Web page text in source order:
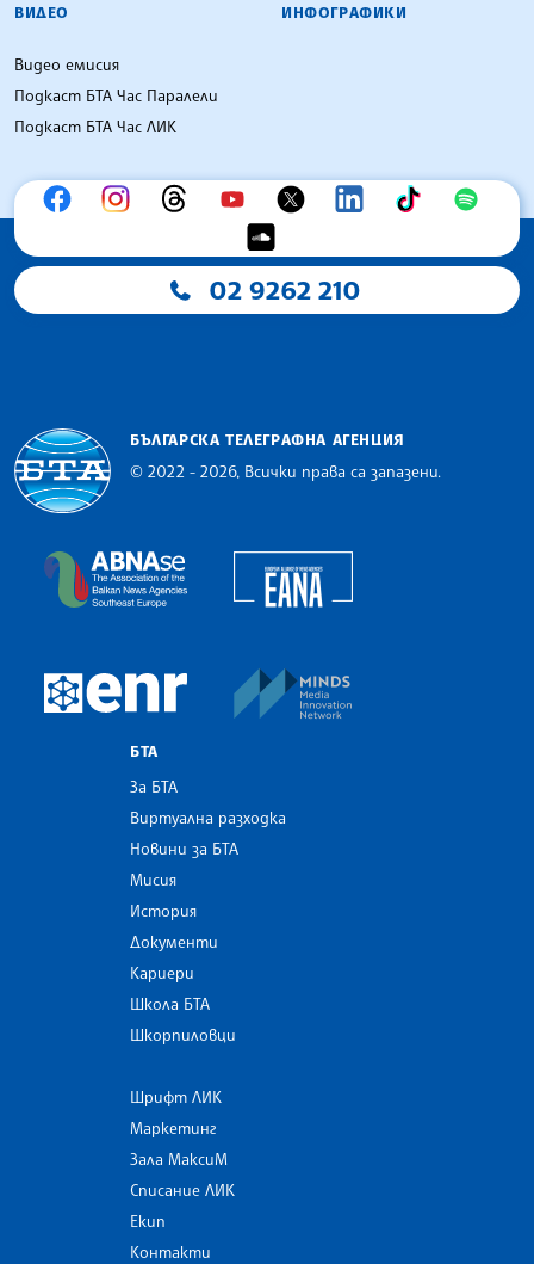
ВИДЕО
Видео емисия
Подкаст БТА Час Паралели
Подкаст БТА Час ЛИК
ИНФОГРАФИКИ
02 9262 210
БЪЛГАРСКА ТЕЛЕГРАФНА АГЕНЦИЯ
© 2022 - 2026, Всички права са запазени.
The Assocoation of the Balkan News Agencies
European Newsroom
БТА
За БТА
Виртуална разходка
Новини за БТА
Мисия
История
Документи
Кариери
Школа БТА
Шкорпиловци
Шрифт ЛИК
Маркетинг
Зала МаксиМ
Списание ЛИК
Екип
Контакти